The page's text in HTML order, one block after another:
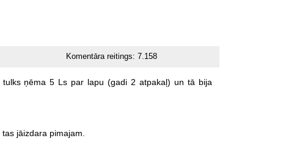
Komentāra reitings: 7.158
tulks ņēma 5 Ls par lapu (gadi 2 atpakaļ) un tā bija
tas jāizdara pimajam.